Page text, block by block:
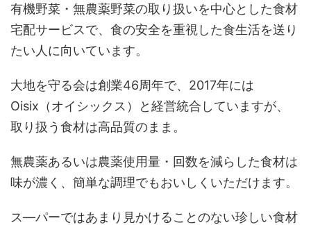
有機野菜・無農薬野菜の取り扱いを中心とした食材
宅配サービスで、食の安全を重視した食生活を送り
たい人に向いています。
大地を守る会は創業46周年で、2017年には
Oisix（オイシックス）と経営統合していますが、
取り扱う食材は高品質のまま。
無農薬あるいは農薬使用量・回数を減らした食材は
味が濃く、簡単な調理でもおいしくいただけます。
ス―パーではあまり見かけることのない珍しい食材